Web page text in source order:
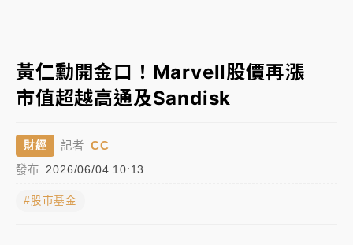
連根拔起
中颱白海豚風雨來了！中部以北防豪雨 今晚、明天影
白海豚逼近！北市水門只出不進 未移置車輛最高罰
4800＋拖吊費
黃仁勳開金口！Marvell股價再漲
市值超越高通及Sandisk
財經 記者 CC
發布 2026/06/04 10:13
#股市基金